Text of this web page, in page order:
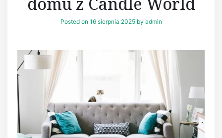
Posted on 16 sierpnia 2025by admin